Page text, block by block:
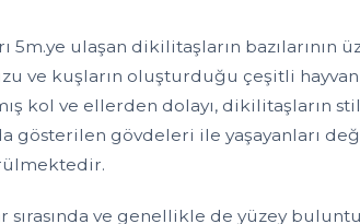
5m.ye ulaşan dikilitaşların
ve kuşların oluşturduğu çeşitli
kol ve ellerden dolayı, dikilitaşların
gösterilen gövdeleri ile yaşayanları
sırasında ve genellikle de yüzey